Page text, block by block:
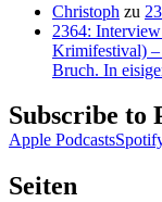
Christoph zu
2364:
Krimifestival)
Bruch. In
Subscribe to
Apple Podcasts
Seiten